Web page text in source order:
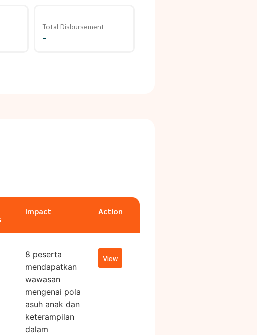
Total Disbursement
-
Impact Action
8 peserta
mendapatkan
wawasan
mengenai pola
asuh anak dan
keterampilan
dalam
View